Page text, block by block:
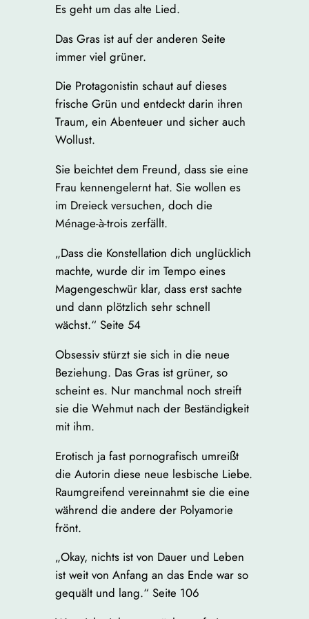
Es geht um das alte Lied.
Das Gras ist auf der anderen Seite
immer viel grüner.
Die Protagonistin schaut auf dieses
frische Grün und entdeckt darin ihren
Traum, ein Abenteuer und sicher auch
Wollust.
Sie beichtet dem Freund, dass sie eine
Frau kennengelernt hat. Sie wollen es
im Dreieck versuchen, doch die
Ménage-à-trois zerfällt.
„Dass die Konstellation dich unglücklich
machte, wurde dir im Tempo eines
Magengeschwür klar, dass erst sachte
und dann plötzlich sehr schnell
wächst.“ Seite 54
Obsessiv stürzt sie sich in die neue
Beziehung. Das Gras ist grüner, so
scheint es. Nur manchmal noch streift
sie die Wehmut nach der Beständigkeit
mit ihm.
Erotisch ja fast pornografisch umreißt
die Autorin diese neue lesbische Liebe.
Raumgreifend vereinnahmt sie die eine
während die andere der Polyamorie
frönt.
„Okay, nichts ist von Dauer und Leben
ist weit von Anfang an das Ende war so
gequält und lang.“ Seite 106